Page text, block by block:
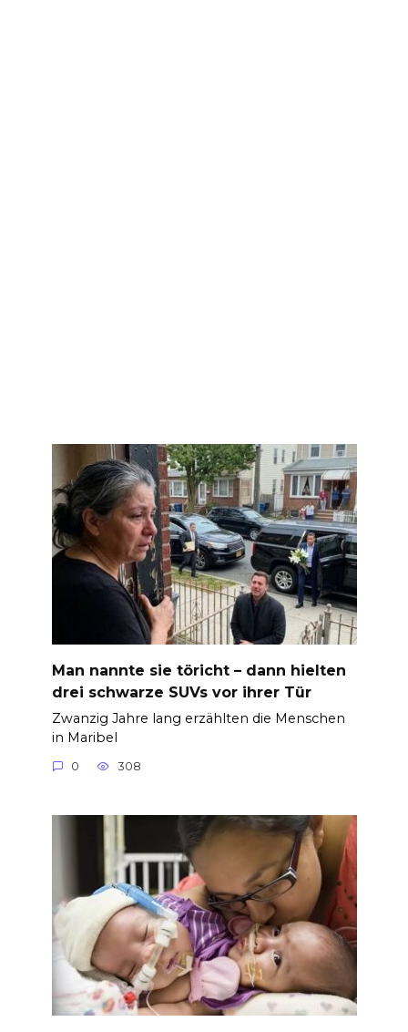
Man nannte sie töricht – dann hielten
drei schwarze SUVs vor ihrer Tür
Zwanzig Jahre lang erzählten die Menschen
in Maribel
0 308